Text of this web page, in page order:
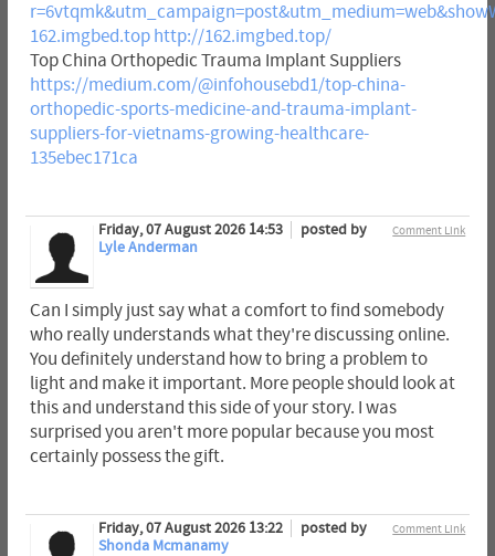
162.imgbed.top http://162.imgbed.top/
Top China Orthopedic Trauma Implant Suppliers
https://medium.com/@infohousebd1/top-china-
orthopedic-sports-medicine-and-trauma-implant-
suppliers-for-vietnams-growing-healthcare-
135ebec171ca
Comment Link
Friday, 07 August 2026 14:53
posted by
Lyle Anderman
Can I simply just say what a comfort to find somebody
who really understands what they're discussing online.
You definitely understand how to bring a problem to
light and make it important. More people should look at
this and understand this side of your story. I was
surprised you aren't more popular because you most
certainly possess the gift.
Comment Link
Friday, 07 August 2026 13:22
posted by
Shonda Mcmanamy